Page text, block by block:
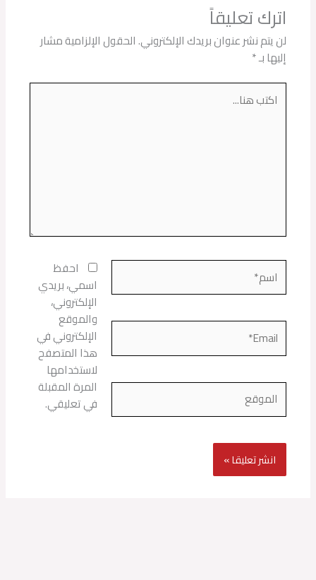
اترك تعليقاً
لن يتم نشر عنوان بريدك الإلكتروني.الحقول الإلزامية مشار
إليها بـ*
اكتب
هنا...
اسم*
Email*
الموقع
احفظ
اسمي، بريدي
الإلكتروني،
والموقع
الإلكتروني في
هذا المتصفح
لاستخدامها
المرة المقبلة
في تعليقي.